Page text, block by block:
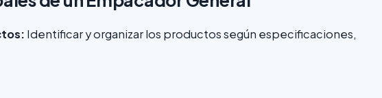
Identificar y organizar los productos según especificaciones,